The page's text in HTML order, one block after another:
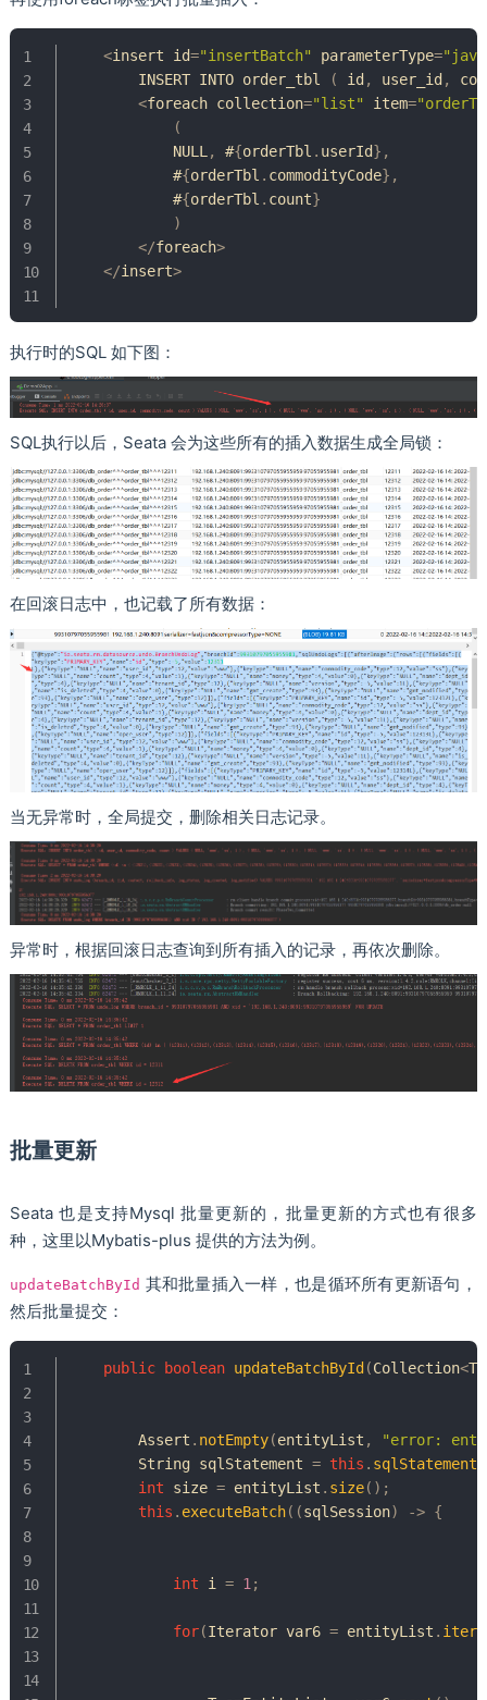
<insert id="insertBatch" parameterType=
        INSERT
INTO order_tbl ( id , user_id ,
<foreach collection="list" item=
(
            NULL
, #{orderTbl . userId} ,
            #
{orderTbl . commodityCode} ,
            #
{orderTbl . count}
)
</foreach>
</insert>
执行时的SQL 如下图：
SQL执行以后，Seata 会为这些所有的插入数据生成全局锁：
在回滚日志中，也记载了所有数据：
当无异常时，全局提交，删除相关日志记录。
异常时，根据回滚日志查询到所有插入的记录，再依次删除。
批量更新
Seata 也是支持Mysql 批量更新的，批量更新的方式也有很多
种，这里以Mybatis-plus 提供的方法为例。
updateBatchById 其和批量插入一样，也是循环所有更新语句，
然后批量提交：
public boolean updateBatchById (Collection<T>
Assert . notEmpty(entityList ,
"error:
String sqlStatement = this . sqlStatement
int size = entityList . size( ) ;
this . executeBatch( (sqlSession) -> {
int i = 1 ;
for(Iterator var6 = entityList .